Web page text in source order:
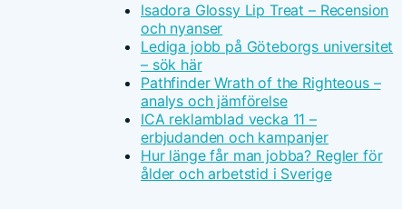
Isadora Glossy Lip Treat – Recension
och nyanser
Lediga jobb på Göteborgs universitet
– sök här
Pathfinder Wrath of the Righteous –
analys och jämförelse
ICA reklamblad vecka 11 –
erbjudanden och kampanjer
Hur länge får man jobba? Regler för
ålder och arbetstid i Sverige